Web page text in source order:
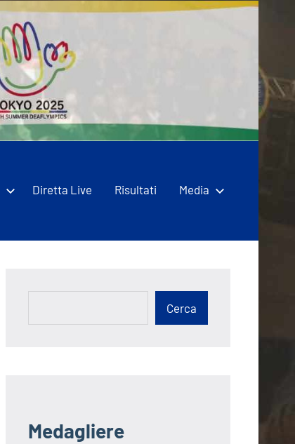
Diretta Live Risultati Media
Cerca
Medagliere